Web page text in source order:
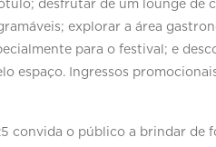
desfrutar de um lounge de
explorar a área
para o festival; e
espaço. Ingressos
convida o público a brindar de